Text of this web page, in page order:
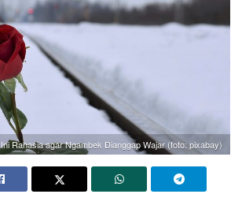
Ini Rahasia agar Ngambek Dianggap Wajar (foto: pixabay)